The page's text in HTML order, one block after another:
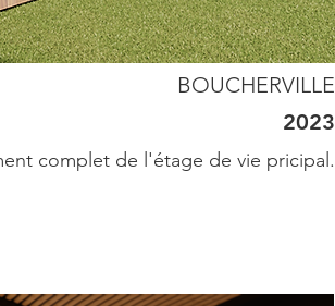
BOUCHERVILLE
2023
complet de l'étage de vie pricipal.